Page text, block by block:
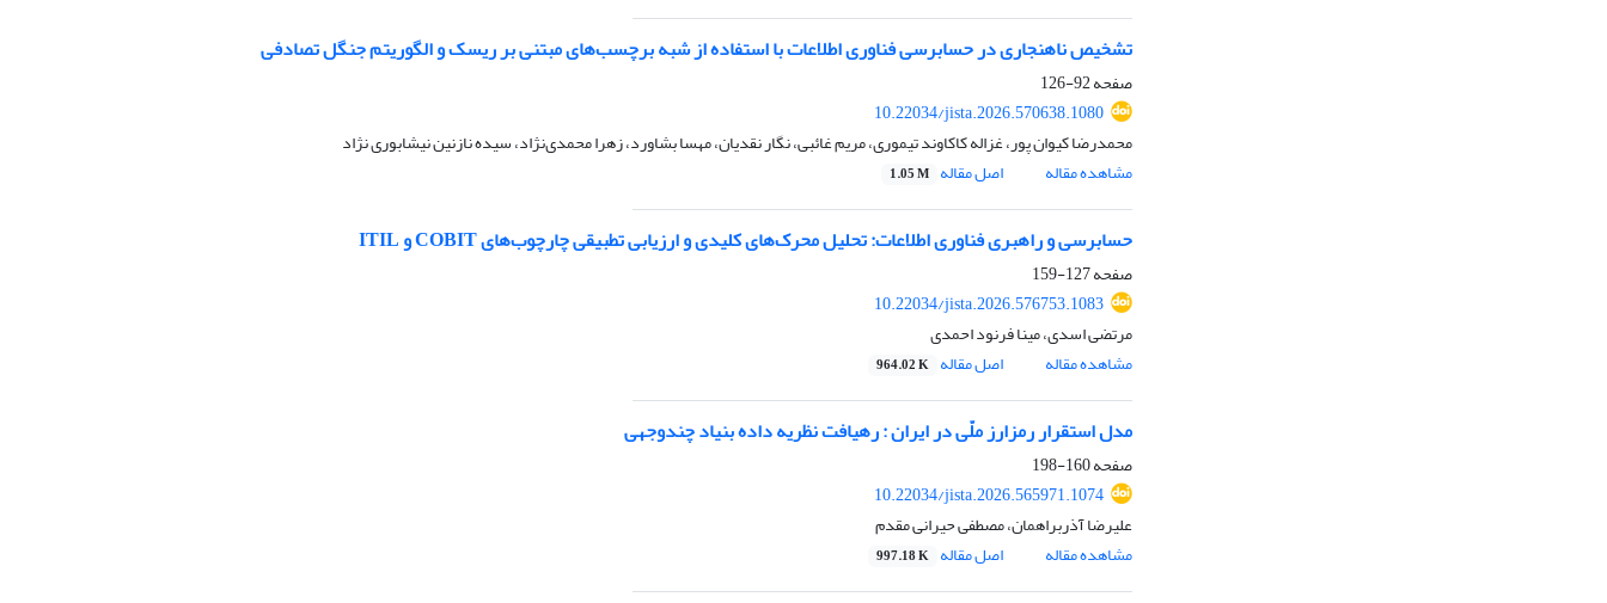
تشخیص ناهنجاری در حسابرسی فناوری اطلاعات با استفاده از شبه برچسب‌های مبتنی بر ریسک و الگوریتم جنگل تصادفی
صفحه92-126
10.22034/jista.2026.570638.1080
محمدرضا کیوان پور، غزاله کاکاوند تیموری، مریم غائبی، نگار نقدیان، مهسا بشاورد، زهرا محمدی‌نژاد، سیده نازنین نیشابوری نژاد
مشاهده مقاله
اصل مقاله 1.05 M
حسابرسی و راهبری فناوری اطلاعات: تحلیل محرک‌های کلیدی و ارزیابی تطبیقی چارچوب‌های COBIT و ITIL
صفحه127-159
10.22034/jista.2026.576753.1083
مرتضی اسدی، مینا فرنود احمدی
مشاهده مقاله
اصل مقاله 964.02 K
مدل استقرار رمزارز ملّی در ایران : رهیافت نظریه داده بنیاد چندوجهی
صفحه160-198
10.22034/jista.2026.565971.1074
علیرضا آذربراهمان، مصطفی حیرانی مقدم
مشاهده مقاله
اصل مقاله 997.18 K